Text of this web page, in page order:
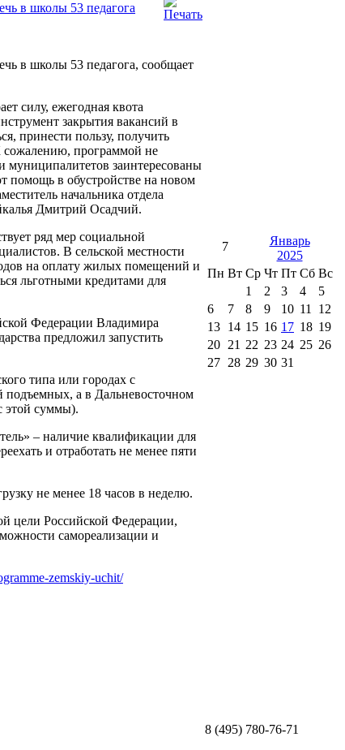
в школы 53 педагога
в школы 53 педагога, сообщает
силу, ежегодная квота
закрытия вакансий в
принести пользу, получить
сожалению, программой не
муниципалитетов заинтересованы
помощь в обустройстве на новом
начальника отдела
Дмитрий Осадчий.
ряд мер социальной
В сельской местности
на оплату жилых помещений и
льготными кредитами для
Федерации Владимира
предложил запустить
типа или городах с
подъемных, а в Дальневосточном
этой суммы).
– наличие квалификации для
и отработать не менее пяти
не менее 18 часов в неделю.
цели Российской Федерации,
самореализации и
zemskiy-uchit/
7
Январь
2025
Пн Вт Ср Чт Пт Сб Вс
1
2 3 4
5
6
7 8 9 10 11
12
13 14 15 16 17 18 19
20 21 22 23 24 25 26
27 28 29 30 31
8 (495) 780-76-71